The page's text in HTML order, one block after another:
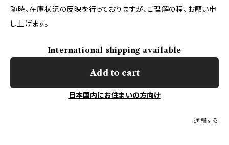
随時、在庫状況の反映を行っておりますが、ご理解の程、お願い申
し上げます。
International shipping available
Add to cart
日本国内にお住まいの方向け
通報する